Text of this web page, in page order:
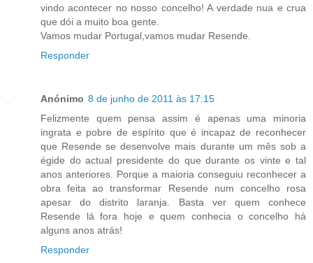
vindo acontecer no nosso concelho! A verdade nua e crua
que dói a muito boa gente.
Vamos mudar Portugal,vamos mudar Resende.
Responder
Anónimo 8 de junho de 2011 às 17:15
Felizmente quem pensa assim é apenas uma minoria
ingrata e pobre de espírito que é incapaz de reconhecer
que Resende se desenvolve mais durante um mês sob a
égide do actual presidente do que durante os vinte e tal
anos anteriores. Porque a maioria conseguiu reconhecer a
obra feita ao transformar Resende num concelho rosa
apesar do distrito laranja. Basta ver quem conhece
Resende lá fora hoje e quem conhecia o concelho há
alguns anos atrás!
Responder